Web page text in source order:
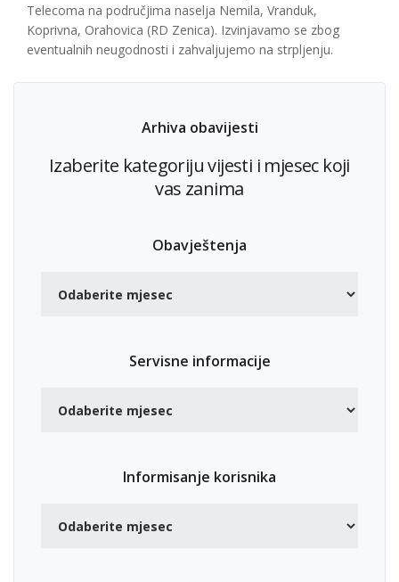
Telecoma na područjima naselja Nemila, Vranduk,
Koprivna, Orahovica (RD Zenica). Izvinjavamo se zbog
eventualnih neugodnosti i zahvaljujemo na strpljenju.
Arhiva obavijesti
Izaberite kategoriju vijesti i mjesec koji
vas zanima
Obavještenja
Servisne informacije
Informisanje korisnika